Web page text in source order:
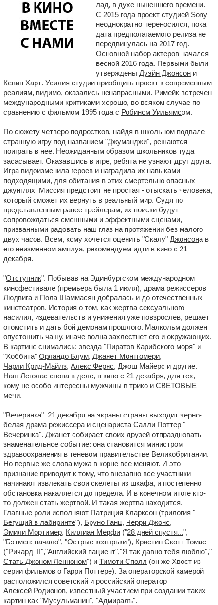
лад, в духе нынешнего времени.
С 2015 года проект студией Sony
неоднократно переносился, пока
дата предполагаемого релиза не
передвинулась на 2017 год.
Основной набор актеров начался
весной 2016 года. Первыми были
утверждены Дуэйн Джонсон и
Кевин Харт. Усилия студии приобщить проект к современным
реалиям, видимо, оказались ненапрасными. Римейк встречен
международными критиками хорошо, во всяком случае по
сравнению с фильмом 1995 года с Робином Уильямсом.
По сюжету четверо подростков, найдя в школьном подвале
странную игру под названием "Джуманджи", решаются
поиграть в нее. Неожиданным образом школьников туда
засасывает. Оказавшись в игре, ребята не узнают друг друга.
Игра видоизменила героев и наградила их навыками
подходящими, для обитания в этих смертельно опасных
джунглях. Миссия предстоит не простая - отыскать человека,
который сможет их вернуть в реальный мир. Судя по
представленным ранее трейлерам, их поиски будут
сопровождаться смешными и эффектными сценами,
призванными радовать наш глаз на протяжении без малого
двух часов. Всем, кому хочется оценить "Скалу" Джонсона в
его неизменном амплуа, рекомендуем идти в кино с 21
декабря.
"Отступник". Побывав на Эдинбургском международном
кинофестивале (премьера была 1 июля), драма режиссеров
Людвига и Пола Шаммасян добралась и до отечественных
кинотеатров. История о том, как жертва сексуального
насилия, издевательств и унижения уже повзрослев, решает
отомстить и дать бой демонам прошлого. Малкольм должен
опустошить чашу, иначе волна захлестнет его и окружающих.
В картине снимались: звезда "Пиратов Карибского моря" и
"Хоббита" Орландо Блум, Джанет Монтгомери,
Чарли Крид-Майлз, Алекс Фернс, Джош Майерс и другие.
Наш Леголас снова в деле, в кино с 21 декабря, для тех,
кому не особо интересны мужчины в трико и СВЕТОВЫЕ
мечи.
"Вечеринка". 21 декабря на экраны страны выходит черно-
белая драма режиссера и сценариста Салли Поттер "
Вечеринка". Джанет собирает своих друзей отпраздновать
знаменательное событие: она становится министром
здравоохранения в теневом правительстве Великобритании.
Но первые же слова мужа в корне все меняют. И это
признание приводит к тому, что внезапно все участники
начинают извлекать свои скелеты из шкафа, и постепенно
обстановка накаляется до предела. И в конечном итоге кто-
то должен стать жертвой. И такая жертва находится.
Главные роли исполняют Патриция Кларксон (трилогия "
Бегущий в лабиринте"), Бруно Ганц, Черри Джонс,
Эмили Мортимер, Киллиан Мерфи ("28 дней спустя...",
"Бэтмен: начало", "Острые козырьки"), Кристин Скотт Томас
("Ричард III","Английский пациент","Я так давно тебя люблю","
Стать Джоном Ленноном") и Тимоти Сполл (он же Хвост из
серии фильмов о Гарри Поттере). За операторской камерой
расположился советский и российский оператор
Алексей Родионов, известный участием при создании таких
картин как "Мусульманин", "Адмиралъ".